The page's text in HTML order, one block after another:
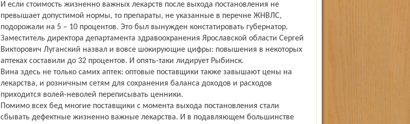
И если стоимость жизненно важных лекарств после выхода постановления не
превышает допустимой нормы, то препараты, не указанные в перечне ЖНВЛС,
подорожали на 5 – 10 процентов. Это был вынужден констатировать губернатор.
Заместитель директора департамента здравоохранения Ярославской области Сергей
Викторович Луганский назвал и вовсе шокирующие цифры: повышения в некоторых
аптеках составили до 32 процентов. И опять-таки лидирует Рыбинск.
Вина здесь не только самих аптек: оптовые поставщики также завышают цены на
лекар­ства, и розничным сетям для сохранения баланса доходов и расходов
приходится волей-неволей переписывать ценники.
Помимо всех бед многие поставщики с момента выхода постановления стали
сбывать дефектные жизненно важные лекарства. И в подавляющем большинстве